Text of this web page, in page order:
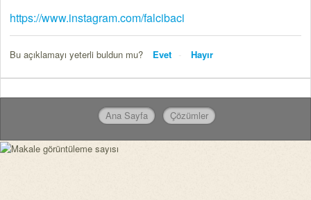
https://www.instagram.com/falcibaci
Bu açıklamayı yeterli buldun mu? Evet Hayır
Ana Sayfa Çözümler